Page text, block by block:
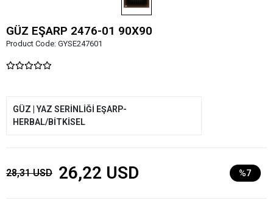
GÜZ EŞARP 2476-01 90X90
Product Code: GYSE247601
GÜZ | YAZ SERİNLİĞİ EŞARP-
HERBAL/BİTKİSEL
28,31 USD 26,22 USD %7